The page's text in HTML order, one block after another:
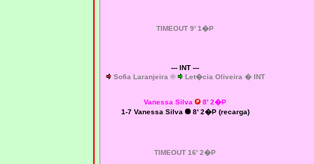
TIMEOUT 9' 1�P
--- INT ---
Sofia Laranjeira ®
Let�cia Oliveira � INT
Vanessa Silva
8' 2�P
1-7 Vanessa Silva
8' 2�P (recarga)
TIMEOUT 16' 2�P